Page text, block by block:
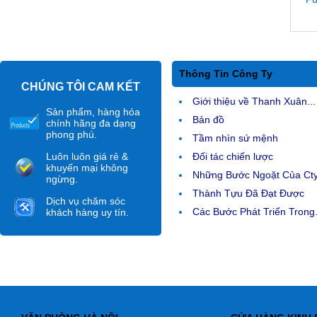
CHÚNG TÔI CAM KẾT
Sản phẩm, hàng hóa
chính hãng đa dạng
phong phú.
Luôn luôn giá rẻ &
khuyến mại không
ngừng.
Dịch vụ chăm sóc
khách hàng uy tín.
Thông Tin Công Ty
Giới thiệu về Thanh Xuân...
Bản đồ
Tầm nhìn sứ mệnh
Đối tác chiến lược
Những Bước Ngoặt Của
Thành Tựu Đã Đạt Được
Các Bước Phát Triển